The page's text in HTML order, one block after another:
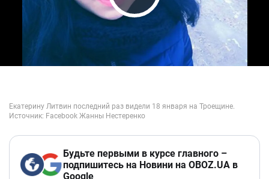
Play Video
Будьте первыми в курсе главного –
подпишитесь на Новини на OBOZ.UA в
Google